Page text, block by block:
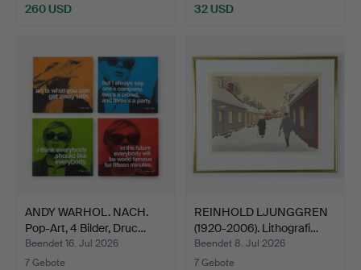
260 USD 32 USD
ANDY WARHOL. NACH.
Pop-Art, 4 Bilder, Druc…
Beendet 16. Jul 2026
7 Gebote
REINHOLD LJUNGGREN
(1920-2006). Lithografi…
Beendet 8. Jul 2026
7 Gebote